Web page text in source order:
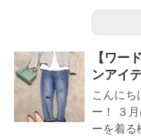
【ワー
ンアイ
こんに
ー！ ３
ーを着る